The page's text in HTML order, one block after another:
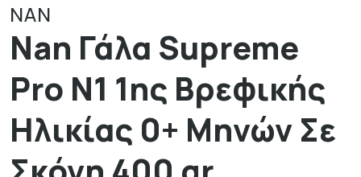
NAN
Nan Γάλα Supreme
Pro Ν1 1ης Βρεφικής
Ηλικίας 0+ Μηνών Σε